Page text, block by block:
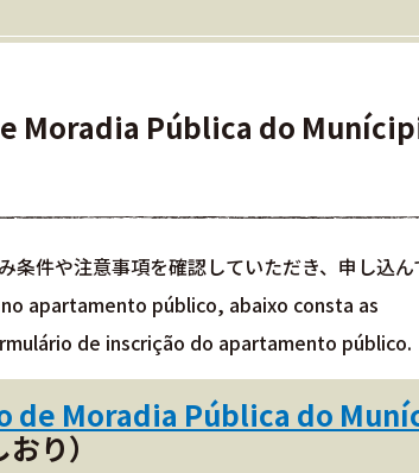
Moradia Pública do
件や注意事項を確認していただき、申し込ん
apartamento público, abaixo consta as
de inscrição do apartamento público.
de Moradia Pública do
り）